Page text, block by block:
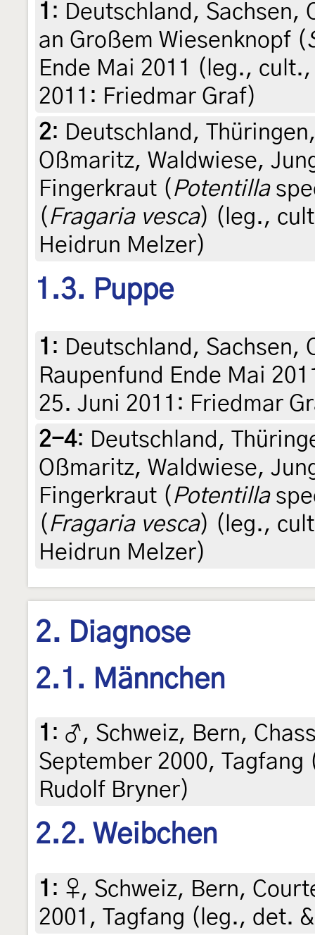
1 : Deutschland, Sachsen,
an Großem Wiesenknopf (
Ende Mai 2011 (leg.,
2011: Friedmar Graf)
2: Deutschland,
Oßmaritz, Waldwiese,
Fingerkraut ( Potentilla
( Fragaria vesca) (leg.,
Heidrun Melzer)
1.3. Puppe
1 : Deutschland, Sachsen,
Raupenfund Ende Mai
25. Juni 2011: Friedmar
2-4: Deutschland,
Oßmaritz, Waldwiese,
Fingerkraut ( Potentilla
( Fragaria vesca) (leg.,
Heidrun Melzer)
2. Diagnose
2.1. Männchen
1 : ♂, Schweiz, Bern,
September 2000,
Rudolf Bryner)
2.2. Weibchen
1 : ♀, Schweiz, Bern,
2001, Tagfang (leg., det.